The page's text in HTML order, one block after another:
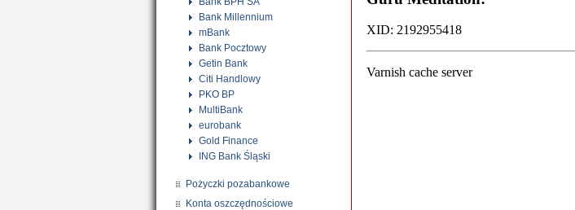
Bank Millennium
mBank
Bank Pocztowy
Getin Bank
Citi Handlowy
PKO BP
MultiBank
eurobank
Gold Finance
ING Bank Śląski
Pożyczki pozabankowe
Konta oszczędnościowe